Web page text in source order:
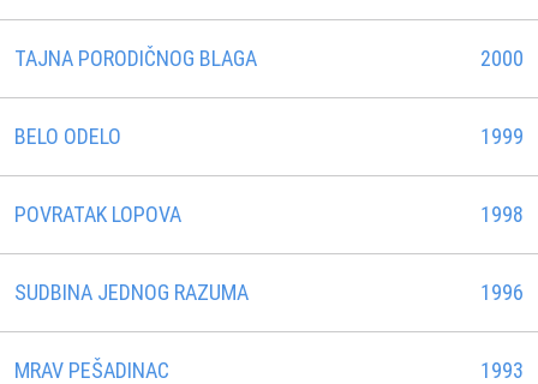
TAJNA PORODIČNOG BLAGA 2000
BELO ODELO 1999
POVRATAK LOPOVA 1998
SUDBINA JEDNOG RAZUMA 1996
MRAV PEŠADINAC 1993